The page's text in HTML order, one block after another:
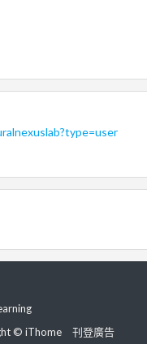
© iThome
刊登廣告